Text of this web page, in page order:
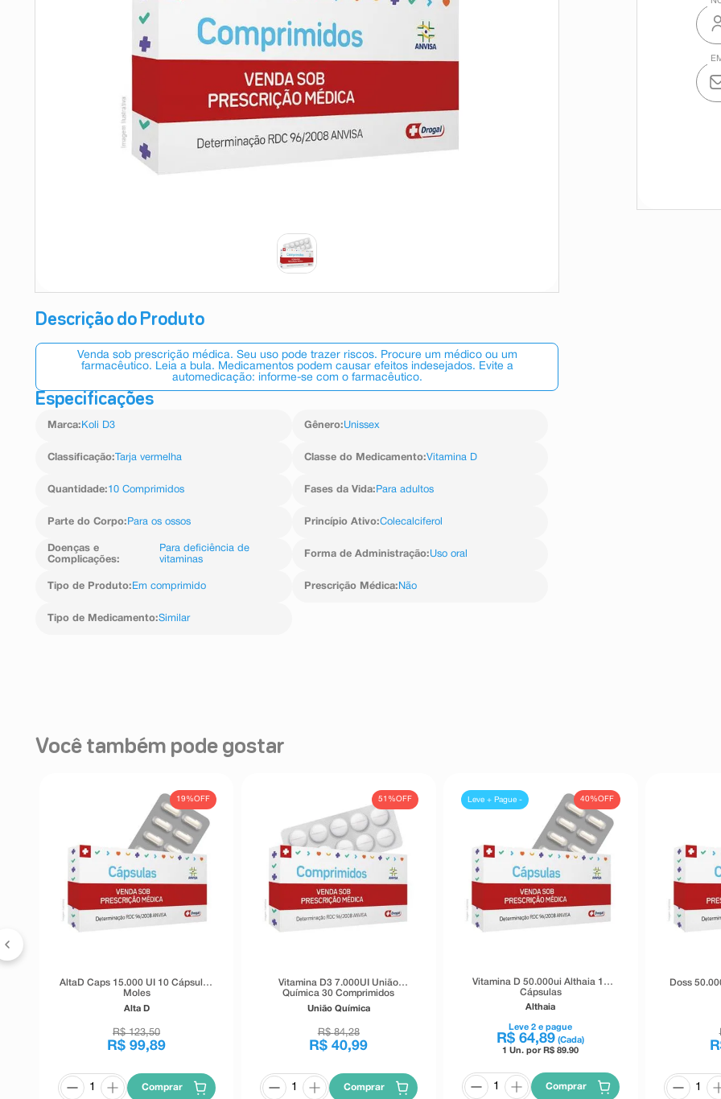
Descrição do Produto
Venda sob prescrição médica. Seu uso pode trazer riscos. Procure um médico ou um
farmacêutico. Leia a bula. Medicamentos podem causar efeitos indesejados. Evite a
automedicação: informe-se com o farmacêutico.
Especificações
Marca: Koli D3 Gênero:Unissex
Classificação: Tarja vermelha Classe do Medicamento:Vitamina D
Quantidade:10 Comprimidos Fases da Vida: Para adultos
Parte do Corpo: Para os ossos Princípio Ativo:Colecalciferol
Doenças e
Complicações:
Para deficiência de
vitaminas
Forma de Administração:Uso oral
Tipo de Produto: Em comprimido Prescrição Médica: Não
Tipo de Medicamento:Similar
Você também pode gostar
19%OFF
AltaD Caps 15.000 UI 10 Cápsulas
Moles
Alta D
R$ 123,50
R$ 99,89
Comprar
51%OFF
Vitamina D3 7.000UI União
Química 30 Comprimidos
Revestidos
União Química
R$ 84,28
R$ 40,99
Comprar
40%OFF
Leve + Pague -
Vitamina D 50.000ui Althaia 10
Cápsulas
Althaia
Leve2 e pague
R$ 64,89 (Cada)
1 Un. por R$89.90
Comprar
Doss
10ºshampoo